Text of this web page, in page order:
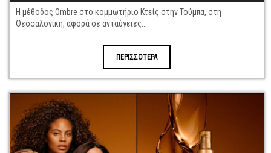
Η μέθοδος Ombre στο κομμωτήριο Κτείς στην Τούμπα, στη
Θεσσαλονίκη, αφορά σε ανταύγειες...
ΠΕΡΙΣΣΟΤΕΡΑ